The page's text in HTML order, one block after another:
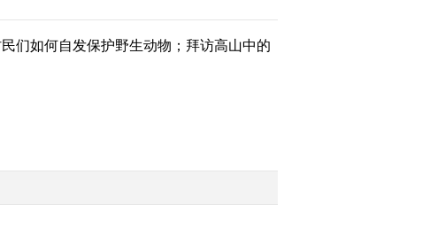
们如何自发保护野生动物；拜访高山中的